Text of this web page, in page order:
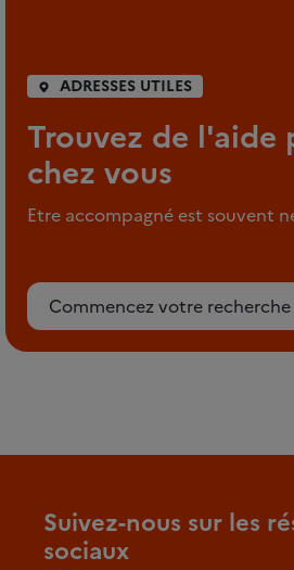
ADRESSES UTILES
Trouvez de l'aide
chez vous
Etre accompagné est souvent
Commencez votre recherche
Suivez-nous sur les
sociaux